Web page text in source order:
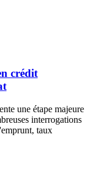
crédit
une étape majeure
interrogations
taux